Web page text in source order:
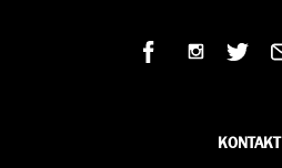
KONTAKT